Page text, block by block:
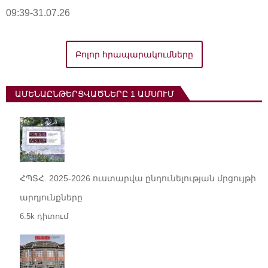
09:39-31.07.26
Բոլոր հրապարակումները
ԱՄԵՆԱԸՆԹԵՐՑՎԱԾՆԵՐԸ 1 ԱՄՍՈՒՄ
ՀՊՏՀ. 2025-2026 ուստարվա ընդունելության մրցույթի
արդյունքները
6.5k դիտում